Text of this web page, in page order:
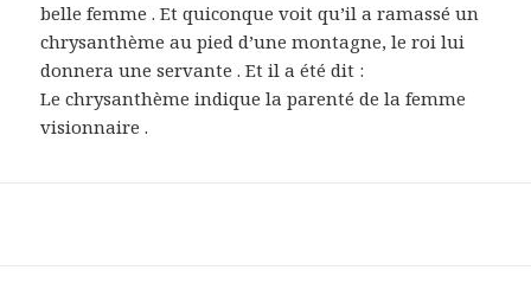
belle femme . Et quiconque voit qu’il a ramassé un
chrysanthème au pied d’une montagne, le roi lui
donnera une servante . Et il a été dit :
Le chrysanthème indique la parenté de la femme
visionnaire .